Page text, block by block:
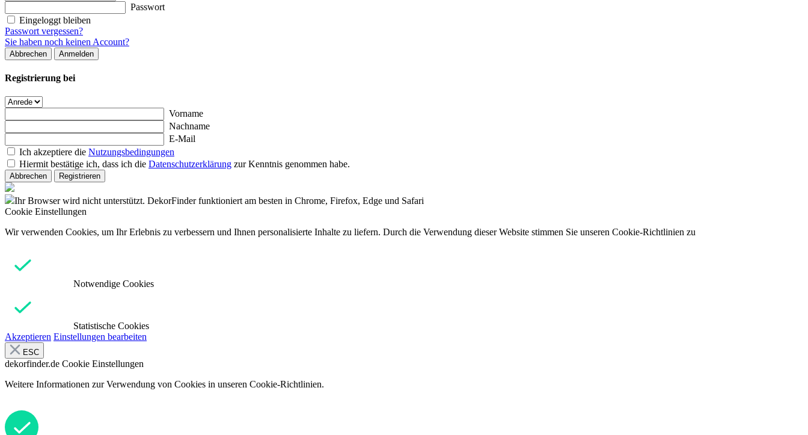
Passwort
Eingeloggt bleiben
Passwort vergessen?
Sie haben noch keinen Account?
Abbrechen Anmelden
Registrierung bei
Vorname
Nachname
E-Mail
Ich akzeptiere die Nutzungsbedingungen
Hiermit bestätige ich, dass ich die Datenschutzerklärung zur Kenntnis genommen habe.
Abbrechen Registrieren
Ihr Browser wird nicht unterstützt. DekorFinder funktioniert am besten in Chrome, Firefox, Edge und Safari
Cookie Einstellungen
Wir verwenden Cookies, um Ihr Erlebnis zu verbessern und Ihnen personalisierte Inhalte zu liefern. Durch die Verwendung dieser Website stimmen Sie unseren Cookie-Richtlinien zu
Notwendige Cookies
Statistische Cookies
Akzeptieren Einstellungen bearbeiten
ESC
dekorfinder.de Cookie Einstellungen
Weitere Informationen zur Verwendung von Cookies in unseren Cookie-Richtlinien.